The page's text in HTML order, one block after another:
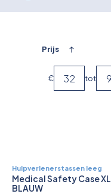
Stop
Prijs
€ tot
Hulpverlenerstassen leeg
Medical Safety Case
BLAUW